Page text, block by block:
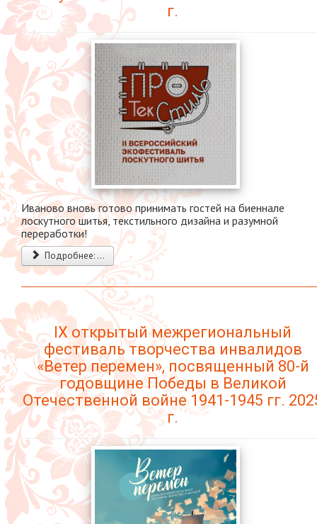
г.
Иваново вновь готово принимать гостей на биеннале
лоскутного шитья, текстильного дизайна и разумной
переработки!
Подробнее: ...
IX открытый межрегиональный
фестиваль творчества инвалидов
«Ветер перемен», посвященный 80-й
годовщине Победы в Великой
Отечественной войне 1941-1945 гг.
г.